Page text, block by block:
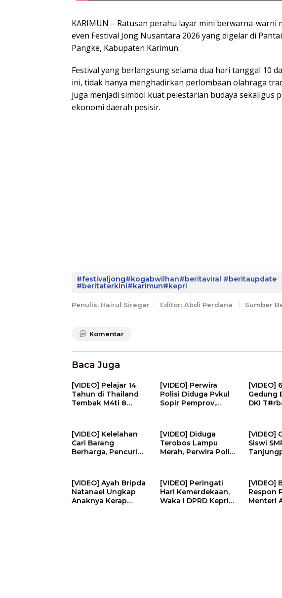
KARIMUN – Ratusan perahu layar mini berwarna-warni
even Festival Jong Nusantara 2026 yang digelar di
Pangke, Kabupaten Karimun.
Festival yang berlangsung selama dua hari tanggal 10
ini, tidak hanya menghadirkan perlombaan olahraga
juga menjadi simbol kuat pelestarian budaya sekaligus
ekonomi daerah pesisir.
#festivaljong#kogabwilhan#beritaviral #beritaupdate
#beritaterkini#karimun#kepri
Penulis: Hairul Siregar Editor: Abdi Perdana Sumber
Komentar
Baca Juga
[VIDEO] Pelajar 14
Tahun di Thailand
Tembak M4ti 8
NEWS
[VIDEO] Perwira
Polisi Diduga Pvkul
Sopir Pemprov,
Dipotong | U-NEWS
[VIDEO]
Gedung
DKI
U-NEWS
[VIDEO] Kelelahan
Cari Barang
Berharga, Pencuri
NEWS
[VIDEO] Diduga
Terobos Lampu
Merah, Perwira Polisi
T#w4s | U-NEWS
[VIDEO]
Siswi
Guru | U-
[VIDEO] Ayah Bripda
Natanael Ungkap
Anaknya Kerap
[VIDEO] Peringati
Hari Kemerdekaan,
Waka I DPRD Kepri
[VIDEO]
Respon
Menteri